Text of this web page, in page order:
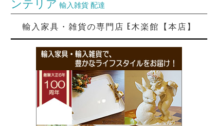
ンテリア 輸入雑貨 配達
輸入家具・雑貨の専門店 E木楽館【本店】